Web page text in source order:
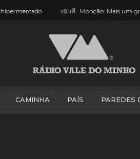
Monção: Mais um grupo de escuteiros que
CAMINHA PAÍS PAREDES